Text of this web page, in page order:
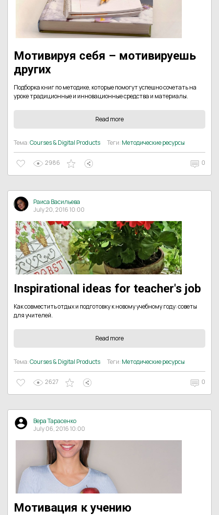
Мотивируя себя – мотивируешь
других
Подборка книг по методике, которые помогут успешно сочетать на
уроке традиционные и инновационные средства и материалы.
Read more
Тема:Courses & Digital Products Теги: Методические ресурсы
2986 0
Раиса Васильева
July 20, 2016 10:00
Inspirational ideas for teacher's job
Как совместить отдых и подготовку к новому учебному году: советы
для учителей.
Read more
Тема:Courses & Digital Products Теги: Методические ресурсы
2627 0
Вера Тарасенко
July 06, 2016 10:00
Мотивация к учению